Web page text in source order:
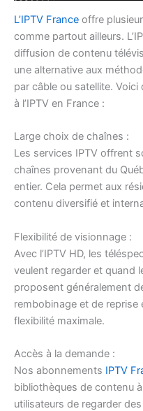
L’IPTV France offre
comme partout ailleurs.
diffusion de contenu
une alternative aux
par câble ou satellite.
à l’IPTV en France :
Large choix de chaînes :
Les services IPTV offrent
chaînes provenant du
entier. Cela permet aux
contenu diversifié et
Flexibilité de visionnage :
Avec l’IPTV HD, les
veulent regarder et quand
proposent généralement
rembobinage et de
flexibilité maximale.
Accès à la demande :
Nos abonnements IPTV
bibliothèques de contenu
utilisateurs de regarder